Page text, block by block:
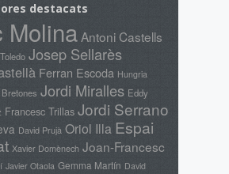
destacats
Molina Antoni Castells
Josep Sellarès
Ferran Escoda Hungria
Jordi Miralles Eddy
Francesc Trillas Jordi Serrano
David Prujà Oriol Illa Espai
Xavier Domènech Joan-Francesc
Javier Otaola Gemma Martín David